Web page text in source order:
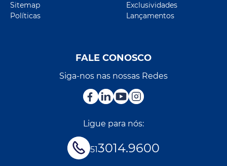
Sitemap
Políticas
Exclusividades
Lançamentos
FALE CONOSCO
Siga-nos nas nossas Redes
Ligue para nós:
513014.9600